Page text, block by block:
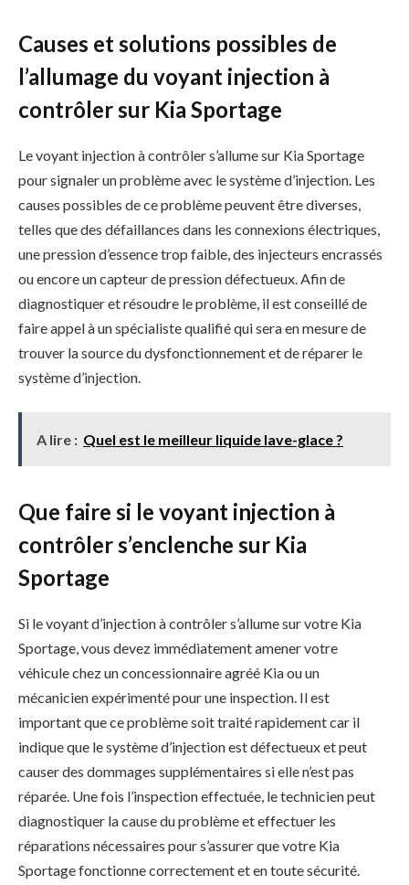
Causes et solutions possibles de
l’allumage du voyant injection à
contrôler sur Kia Sportage
Le voyant injection à contrôler s’allume sur Kia Sportage
pour signaler un problème avec le système d’injection. Les
causes possibles de ce problème peuvent être diverses,
telles que des défaillances dans les connexions électriques,
une pression d’essence trop faible, des injecteurs encrassés
ou encore un capteur de pression défectueux. Afin de
diagnostiquer et résoudre le problème, il est conseillé de
faire appel à un spécialiste qualifié qui sera en mesure de
trouver la source du dysfonctionnement et de réparer le
système d’injection.
A lire : Quel est le meilleur liquide lave-glace ?
Que faire si le voyant injection à
contrôler s’enclenche sur Kia
Sportage
Si le voyant d’injection à contrôler s’allume sur votre Kia
Sportage, vous devez immédiatement amener votre
véhicule chez un concessionnaire agréé Kia ou un
mécanicien expérimenté pour une inspection. Il est
important que ce problème soit traité rapidement car il
indique que le système d’injection est défectueux et peut
causer des dommages supplémentaires si elle n’est pas
réparée. Une fois l’inspection effectuée, le technicien peut
diagnostiquer la cause du problème et effectuer les
réparations nécessaires pour s’assurer que votre Kia
Sportage fonctionne correctement et en toute sécurité.